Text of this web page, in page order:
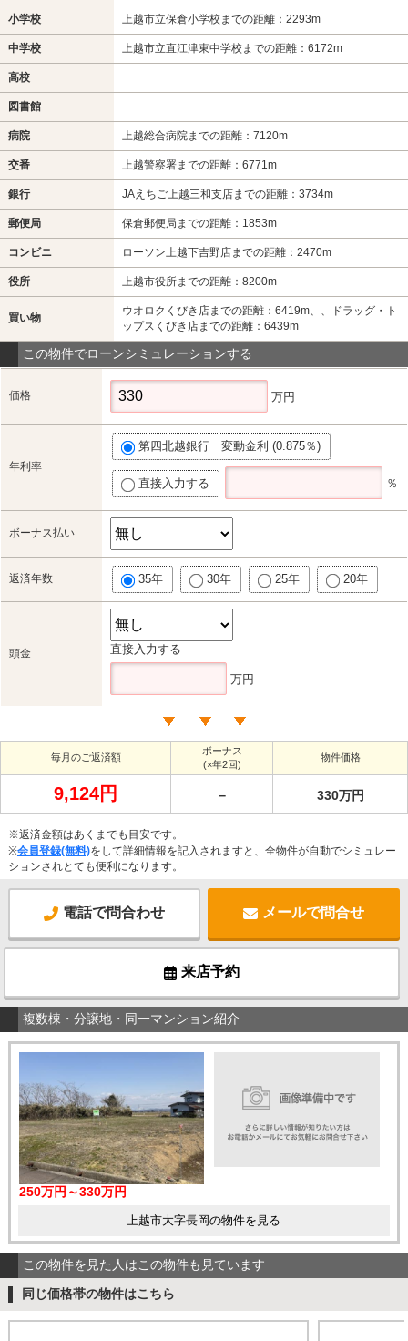
小学校 上越市立保倉小学校までの距離：2293m
中学校 上越市立直江津東中学校までの距離：6172m
高校
図書館
病院 上越総合病院までの距離：7120m
交番 上越警察署までの距離：6771m
銀行 JAえちご上越三和支店までの距離：3734m
郵便局 保倉郵便局までの距離：1853m
コンビニ ローソン上越下吉野店までの距離：2470m
役所 上越市役所までの距離：8200m
買い物
ウオロクくびき店までの距離：6419m、、ドラッグ・ト
ップスくびき店までの距離：6439m
この物件でローンシミュレーションする
価格 万円
年利率
第四北越銀行 変動金利 (0.875％)
直接入力する ％
ボーナス払い
返済年数 35年 30年 25年 20年
頭金 直接入力する
万円
毎月のご返済額
ボーナス
(×年2回)
物件価格
9,124円 － 330万円
※返済金額はあくまでも目安です。
※会員登録(無料)をして詳細情報を記入されますと、全物件が自動でシミュレー
ションされとても便利になります。
電話で問合わせ メールで問合せ
来店予約
複数棟・分譲地・同一マンション紹介
250万円～330万円
上越市大字長岡の物件を見る
この物件を見た人はこの物件も見ています
同じ価格帯の物件はこちら